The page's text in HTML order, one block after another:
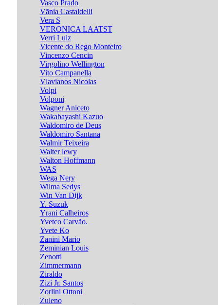
Vasco Prado
Vãnia Castaldelli
Vera S
VERONICA LAATST
Verri Luiz
Vicente do Rego Monteiro
Vincenzo Cencin
Virgolino Wellington
Vito Campanella
Vlavianos Nicolas
Volpi
Volponi
Wagner Aniceto
Wakabayashi Kazuo
Waldomiro de Deus
Waldomiro Santana
Walmir Teixeira
Walter lewy
Walton Hoffmann
WAS
Wega Nery
Wilma Sedys
Win Van Dijk
Y. Suzuk
Yrani Calheiros
Yvetco Carvão.
Yvete Ko
Zanini Mario
Zeminian Louis
Zenotti
Zimmermann
Ziraldo
Zizi Jr. Santos
Zorlini Ottoni
Zuleno